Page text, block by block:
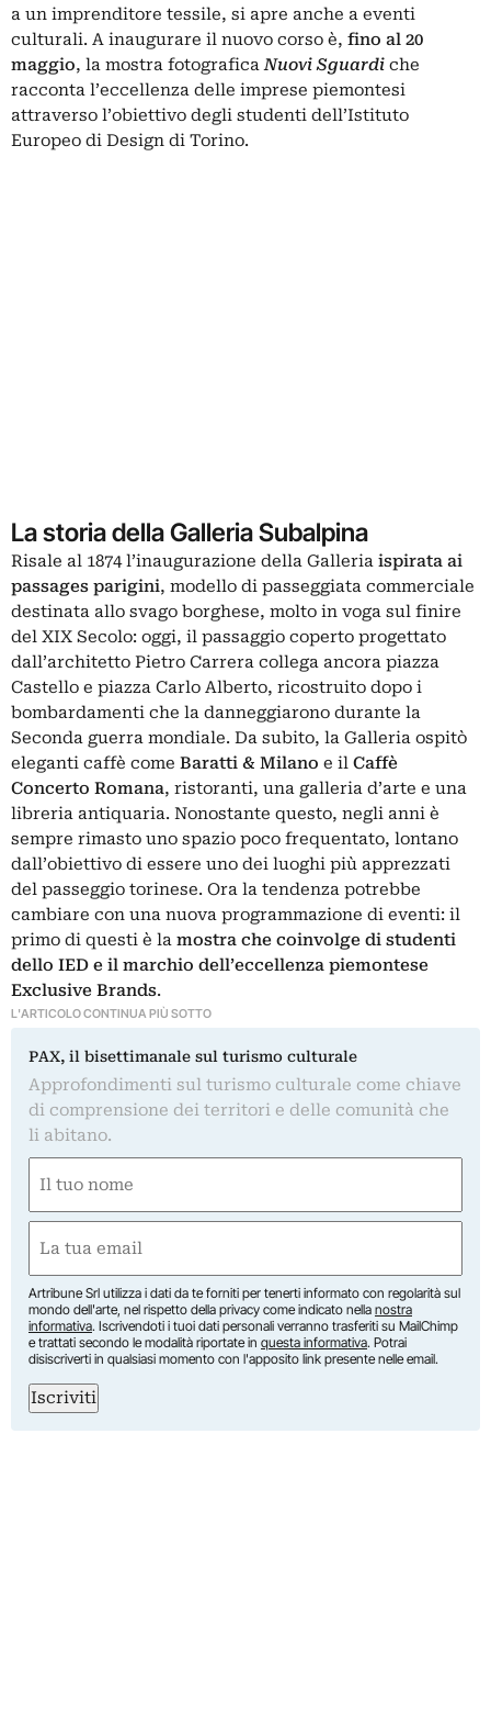
a un imprenditore tessile, si apre anche a eventi
culturali. A inaugurare il nuovo corso è, fino al 20
maggio, la mostra fotograficaNuovi Sguardi che
racconta l’eccellenza delle imprese piemontesi
attraverso l’obiettivo degli studenti dell’Istituto
Europeo di Design di Torino.
La storia della Galleria Subalpina
Risale al 1874 l’inaugurazione della Galleria ispirata ai
passages parigini, modello di passeggiata commerciale
destinata allo svago borghese, molto in voga sul finire
del XIX Secolo: oggi, il passaggio coperto progettato
dall’architetto Pietro Carrera collega ancora piazza
Castello e piazza Carlo Alberto, ricostruito dopo i
bombardamenti che la danneggiarono durante la
Seconda guerra mondiale. Da subito, la Galleria ospitò
eleganti caffè come Baratti & Milano e il Caffè
Concerto Romana, ristoranti, una galleria d’arte e una
libreria antiquaria. Nonostante questo, negli anni è
sempre rimasto uno spazio poco frequentato, lontano
dall’obiettivo di essere uno dei luoghi più apprezzati
del passeggio torinese. Ora la tendenza potrebbe
cambiare con una nuova programmazione di eventi: il
primo di questi è la mostra che coinvolge di studenti
dello IED e il marchio dell’eccellenza piemontese
Exclusive Brands.
L'ARTICOLO CONTINUA PIÙ SOTTO
PAX, il bisettimanale sul turismo culturale
Approfondimenti sul turismo culturale come chiave
di comprensione dei territori e delle comunità che
li abitano.
(Required)
First
(Required)
Artribune Srl utilizza i dati da te forniti per tenerti informato con regolarità sul
mondo dell'arte, nel rispetto della privacy come indicato nella nostra
informativa. Iscrivendoti i tuoi dati personali verranno trasferiti su MailChimp
e trattati secondo le modalità riportate in questa informativa. Potrai
disiscriverti in qualsiasi momento con l'apposito link presente nelle email.
Iscriviti